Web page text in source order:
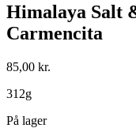
Himalaya Salt
Carmencita
85,00 kr.
312g
På lager